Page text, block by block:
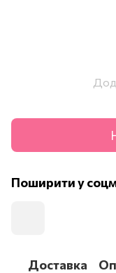
Поширити у
Доставка